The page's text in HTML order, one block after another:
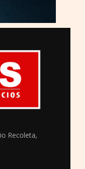
Recoleta,